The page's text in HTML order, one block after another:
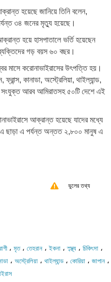
হয়েছে জানিয়ে তিনি বলেন,
৩৪ জনের মৃত্যু হয়েছে।
হয়ে হাসপাতালে ভর্তি হয়েছেন
গড় বয়স ৬০ বছর।
মাসে করোনাভাইরাসের উৎপত্তি হয়।
কানাডা, অস্ট্রেলিয়া, থাইল্যান্ড,
সংযুক্ত আরব আমিরাতসহ ৫০টি দেশে এই
আক্রান্ত হয়েছে যাদের মধ্যে
ছাড়া এ পর্যন্ত অন্তত ২,৮০০ মানুষ এ
ভুলের তথ্য
، মৃত، তেহরান ،ইকনা ،স্ব্স্থ্য ، চিকিৎসা ،
، অস্ট্রেলিয়া ، থাইল্যান্ড ، কোরিয়া ، জাপান ،